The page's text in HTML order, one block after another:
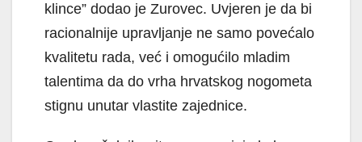
klince” dodao je Zurovec. Uvjeren je da bi
racionalnije upravljanje ne samo povećalo
kvalitetu rada, već i omogućilo mladim
talentima da do vrha hrvatskog nogometa
stignu unutar vlastite zajednice.